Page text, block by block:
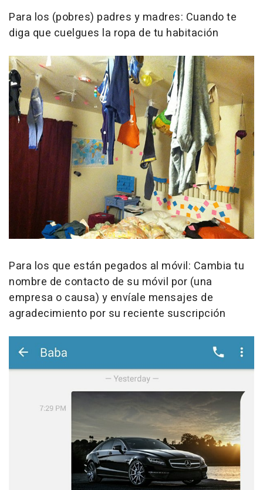
Para los (pobres) padres y madres: Cuando te
diga que cuelgues la ropa de tu habitación
Para los que están pegados al móvil: Cambia tu
nombre de contacto de su móvil por (una
empresa o causa) y envíale mensajes de
agradecimiento por su reciente suscripción